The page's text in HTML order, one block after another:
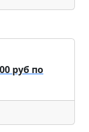
руб по